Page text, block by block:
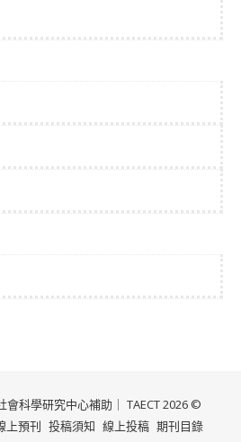
會科學研究中心補助｜ TAECT 2026 ©
上預刊 投稿須知 線上投稿 期刊目錄